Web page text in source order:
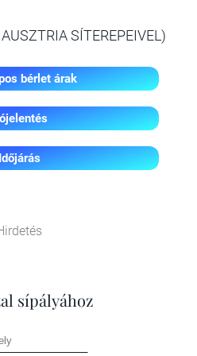
SÍTEREPEIVEL)
bérlet árak
Időjárás
sípályához